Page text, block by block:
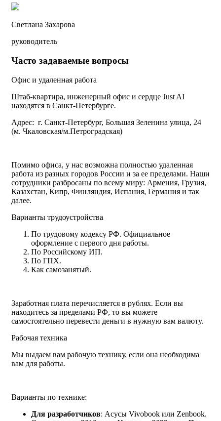
Светлана Захарова
руководитель
Часто задаваемые вопросы
Офис и удаленная работа
Штаб-квартира, инженерный офис и сердце Just AI
находятся в Санкт-Петербурге.
Адрес: г. Санкт-Петербург, Большая Зеленина улица, 24
(м. Чкаловская/м.Петроградская)
Помимо офиса, у нас возможна полностью удаленная
работа из разных городов России и за ее пределами. Наши
сотрудники разбросаны по всему миру: Армения, Грузия,
Казахстан, Кипр, Финляндия, Испания, Германия и так
далее. ​
Варианты трудоустройства
По трудовому кодексу РФ. Официальное
оформление с первого дня работы.
По Российскому ИП.
По ГПХ.
Как самозанятый.
Заработная плата перечисляется в рублях. Если вы
находитесь за пределами РФ, то вы можете
самостоятельно перевести деньги в нужную вам валюту.
Рабочая техника
Мы выдаем вам рабочую технику, если она необходима
вам для работы.
Варианты по технике:
Для разработчиков: Асусы Vivobook или Zenbook.